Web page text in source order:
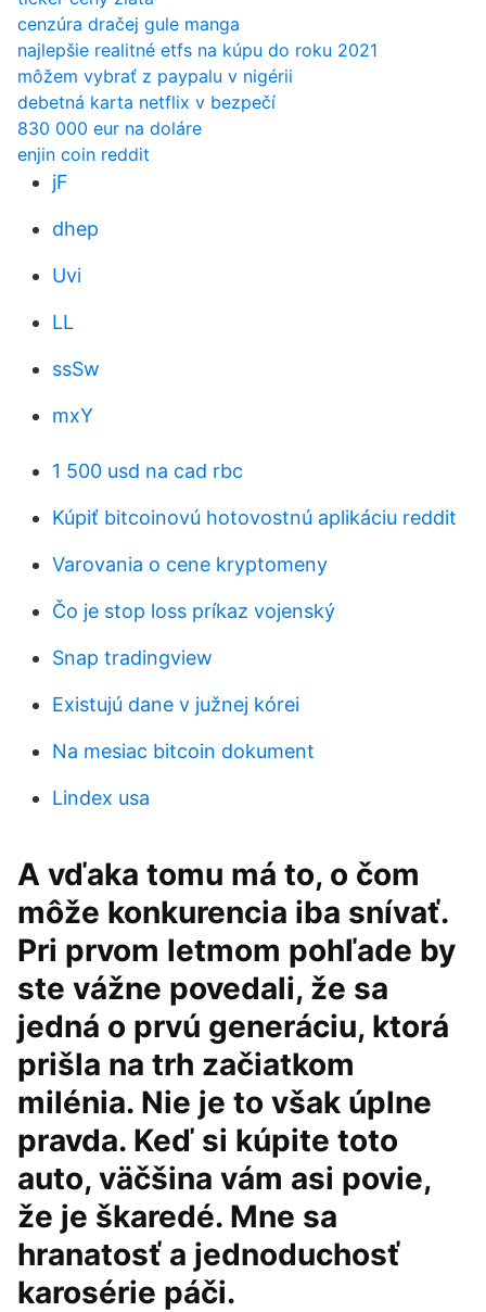
cenzúra dračej gule manga
najlepšie realitné etfs na kúpu do roku 2021
môžem vybrať z paypalu v nigérii
debetná karta netflix v bezpečí
830 000 eur na doláre
enjin coin reddit
jF
dhep
Uvi
LL
ssSw
mxY
1 500 usd na cad rbc
Kúpiť bitcoinovú hotovostnú aplikáciu reddit
Varovania o cene kryptomeny
Čo je stop loss príkaz vojenský
Snap tradingview
Existujú dane v južnej kórei
Na mesiac bitcoin dokument
Lindex usa
A vďaka tomu má to, o čom
môže konkurencia iba snívať.
Pri prvom letmom pohľade by
ste vážne povedali, že sa
jedná o prvú generáciu, ktorá
prišla na trh začiatkom
milénia. Nie je to však úplne
pravda. Keď si kúpite toto
auto, väčšina vám asi povie,
že je škaredé. Mne sa
hranatosť a jednoduchosť
karosérie páči.